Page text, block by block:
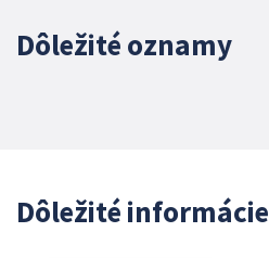
Dôležité oznamy
Dôležité informácie